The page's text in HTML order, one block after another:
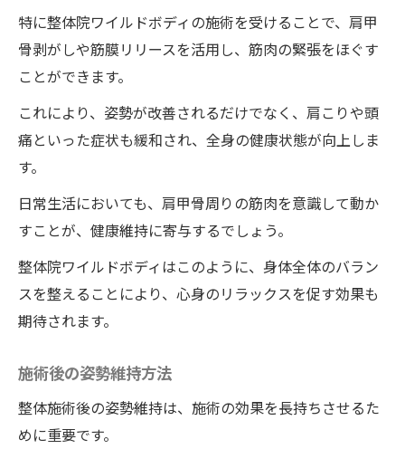
特に整体院ワイルドボディの施術を受けることで、肩甲
骨剥がしや筋膜リリースを活用し、筋肉の緊張をほぐす
ことができます。
これにより、姿勢が改善されるだけでなく、肩こりや頭
痛といった症状も緩和され、全身の健康状態が向上しま
す。
日常生活においても、肩甲骨周りの筋肉を意識して動か
すことが、健康維持に寄与するでしょう。
整体院ワイルドボディはこのように、身体全体のバラン
スを整えることにより、心身のリラックスを促す効果も
期待されます。
施術後の姿勢維持方法
整体施術後の姿勢維持は、施術の効果を長持ちさせるた
めに重要です。